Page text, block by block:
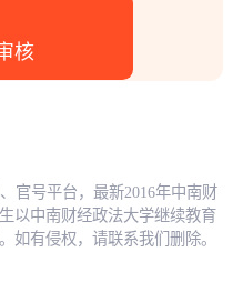
官号平台，最新2016年中南财
以中南财经政法大学继续教育
如有侵权，请联系我们删除。